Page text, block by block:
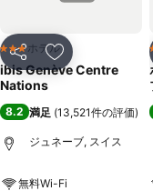
シェア お気に入りに
3 ホテルのランク
ホテル
ibis Genève Centre
Nations
8.2 満足 (13,521件の評価)
ジュネーブ, スイス
無料Wi-Fi